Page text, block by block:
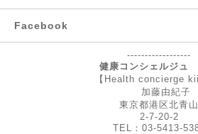
Facebook
------------------
健康コンシェルジュ
【Health concierge
加藤由紀子
東京都港区北青山
2-7-20-2
TEL：03-5413-